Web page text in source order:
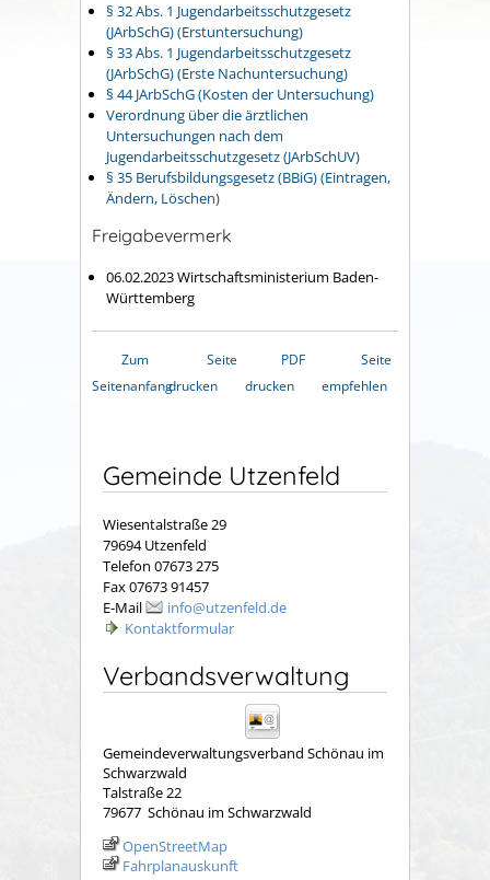
§ 32 Abs. 1 Jugendarbeitsschutzgesetz
(JArbSchG) (Erstuntersuchung)
§ 33 Abs. 1 Jugendarbeitsschutzgesetz
(JArbSchG) (Erste Nachuntersuchung)
§ 44 JArbSchG (Kosten der Untersuchung)
Verordnung über die ärztlichen
Untersuchungen nach dem
Jugendarbeitsschutzgesetz (JArbSchUV)
§ 35 Berufsbildungsgesetz (BBiG) (Eintragen,
Ändern, Löschen)
Freigabevermerk
06.02.2023 Wirtschaftsministerium Baden-
Württemberg
Zum
Seitenanfang
Seite
drucken
PDF
drucken
Seite
empfehlen
Gemeinde Utzenfeld
Wiesentalstraße 29
79694 Utzenfeld
Telefon 07673 275
Fax 07673 91457
E-Mail
info@utzenfeld.de
Kontaktformular
Verbandsverwaltung
Gemeindeverwaltungsverband Schönau im
Schwarzwald
Talstraße 22
79677 Schönau im Schwarzwald
OpenStreetMap
Fahrplanauskunft